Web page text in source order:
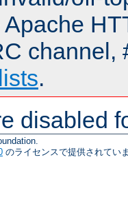
channel,
.
disabled
のライセンスで提供されてい